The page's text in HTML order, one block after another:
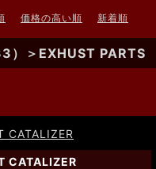
価格の高い順 新着順
）＞EXHUST PARTS
CATALIZER